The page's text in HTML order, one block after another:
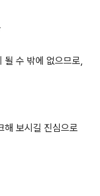
될 수 밖에 없으므로,
해 보시길 진심으로